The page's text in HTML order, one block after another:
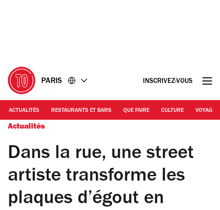
PARIS INSCRIVEZ-VOUS
ACTUALITÉS RESTAURANTS ET BARS QUE FAIRE CULTURE VOYAGE
Actualités
Dans la rue, une street
artiste transforme les
plaques d’égout en